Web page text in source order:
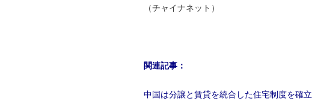
（チャイナネット）
関連記事：
中国は分譲と賃貸を統合した住宅制度を確立